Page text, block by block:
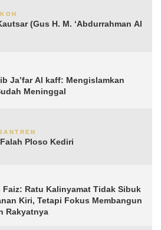
(Gus H. M. ‘Abdurrahman Al
Ja’far Al kaff: Mengislamkan
Meninggal
Ploso Kediri
Faiz: Ratu Kalinyamat Tidak Sibuk
Kiri, Tetapi Fokus Membangun
Rakyatnya